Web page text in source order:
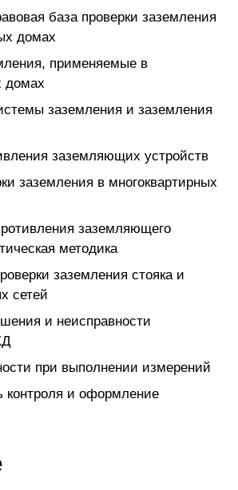
база проверки заземления
домах
применяемые в
домах
заземления и заземления
заземляющих устройств
заземления в многоквартирных
заземляющего
методика
заземления стояка и
сетей
и неисправности
при выполнении измерений
контроля и оформление